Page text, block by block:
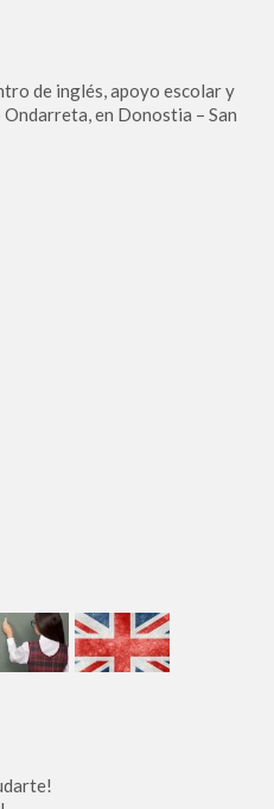
de inglés, apoyo escolar y
en Donostia – San